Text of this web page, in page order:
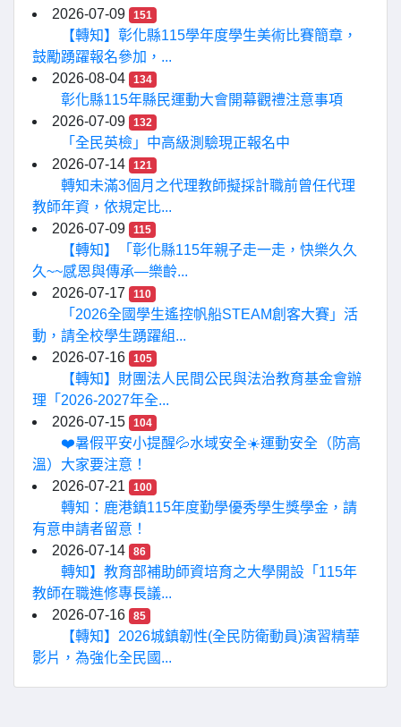
2026-07-09 151
【轉知】彰化縣115學年度學生美術比賽簡章，
鼓勵踴躍報名參加，...
2026-08-04
134
彰化縣115年縣民運動大會開幕觀禮注意事項
2026-07-09
132
「全民英檢」中高級測驗現正報名中
2026-07-14
121
轉知未滿3個月之代理教師擬採計職前曾任代理
教師年資，依規定比...
2026-07-09
115
【轉知】「彰化縣115年親子走一走，快樂久久
久~~感恩與傳承—樂齡...
2026-07-17
110
「2026全國學生遙控帆船STEAM創客大賽」活
動，請全校學生踴躍組...
2026-07-16
105
【轉知】財團法人民間公民與法治教育基金會辦
理「2026-2027年全...
2026-07-15
104
❤️暑假平安小提醒💦水域安全☀️運動安全（防高
溫）大家要注意！
2026-07-21
100
轉知：鹿港鎮115年度勤學優秀學生獎學金，請
有意申請者留意！
2026-07-14
86
轉知】教育部補助師資培育之大學開設「115年
教師在職進修專長議...
2026-07-16
85
【轉知】2026城鎮韌性(全民防衛動員)演習精華
影片，為強化全民國...